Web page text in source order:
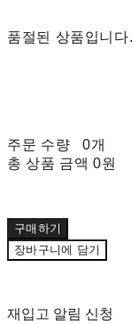
품절된 상품입니다.
주문 수량
0개
총 상품 금액 0원
구매하기
장바구니에 담기
재입고 알림 신청